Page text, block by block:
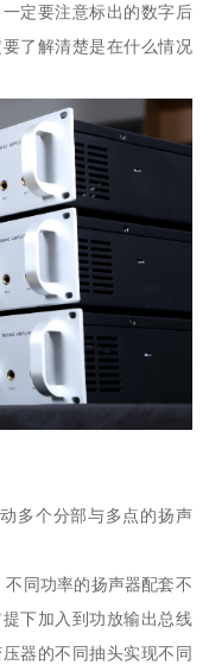
定要注意标出的数字后
了解清楚是在什么情况
多个分部与多点的扬声
同功率的扬声器配套不
下加入到功放输出总线
器的不同抽头实现不同